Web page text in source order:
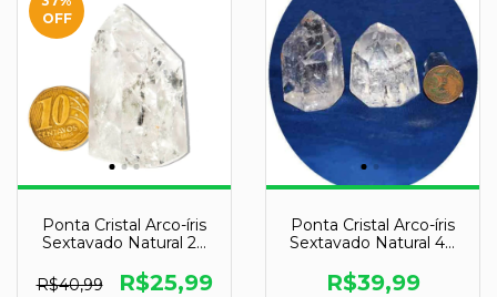
OFF
Ponta Cristal Arco-íris
Sextavado Natural 20
R$40,99
R$25,99
Ponta Cristal Arco-íris
Sextavado Natural 40
R$39,99